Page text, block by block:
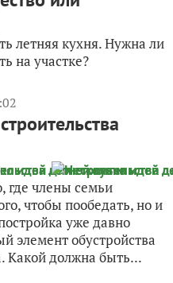
летняя кухня. Нужна ли
на участке?
где члены семьи
чтобы пообедать, но и
уже давно
элемент обустройства
Какой должна быть...